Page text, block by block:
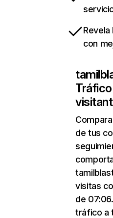
con
de tus
visitas
de
tráfico a